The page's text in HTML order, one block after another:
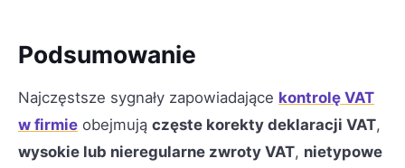
Podsumowanie
Najczęstsze sygnały zapowiadające kontrolę VAT
w firmie obejmują częste korekty deklaracji VAT,
wysokie lub nieregularne zwroty VAT, nietypowe